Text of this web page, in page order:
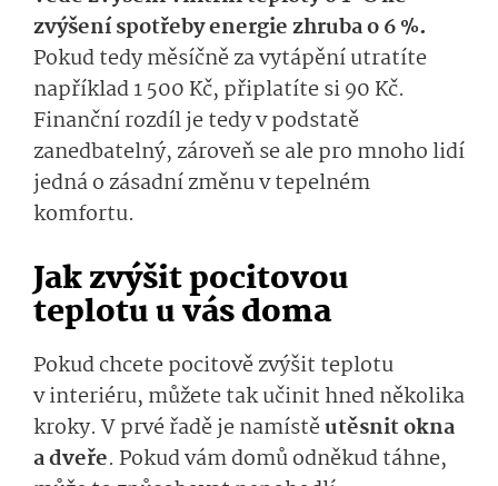
zvýšení spotřeby energie zhruba o 6 %.
Pokud tedy měsíčně za vytápění utratíte
například 1 500 Kč, připlatíte si 90 Kč.
Finanční rozdíl je tedy v podstatě
zanedbatelný, zároveň se ale pro mnoho lidí
jedná o zásadní změnu v tepelném
komfortu.
Jak zvýšit pocitovou
teplotu u vás doma
Pokud chcete pocitově zvýšit teplotu
v interiéru, můžete tak učinit hned několika
kroky. V prvé řadě je namístěutěsnit okna
a dveře. Pokud vám domů odněkud táhne,